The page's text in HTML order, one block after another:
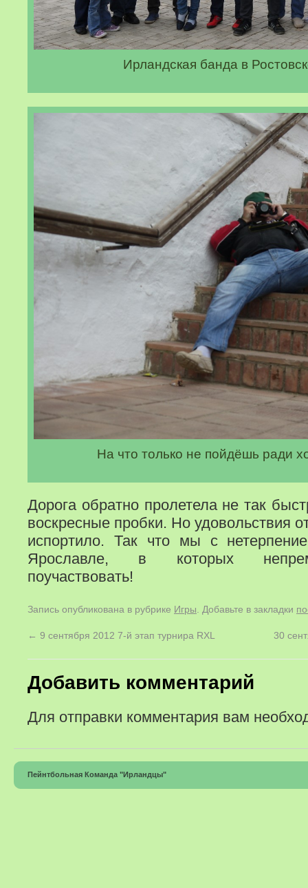
Ирландская банда в
На что только не пойдёшь ради
Дорога обратно пролетела не так
воскресные пробки. Но удовольствия
испортило. Так что мы с
Ярославле, в которых
поучаствовать!
Запись опубликована в рубрике Игры. Добавьте в закладки
← 9 сентября 2012 7-й этап турнира RXL 30
Добавить комментарий
Для отправки комментария вам
Пейнтбольная Команда "Ирландцы"